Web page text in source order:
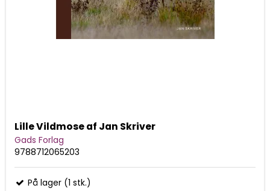
Lille Vildmose af Jan Skriver
Gads Forlag
9788712065203
På lager (1 stk.)